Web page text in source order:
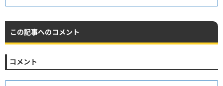
この記事へのコメント
コメント